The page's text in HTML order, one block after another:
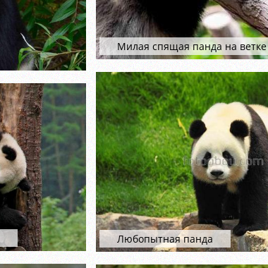
Милая спящая панда на ветке
Любопытная панда